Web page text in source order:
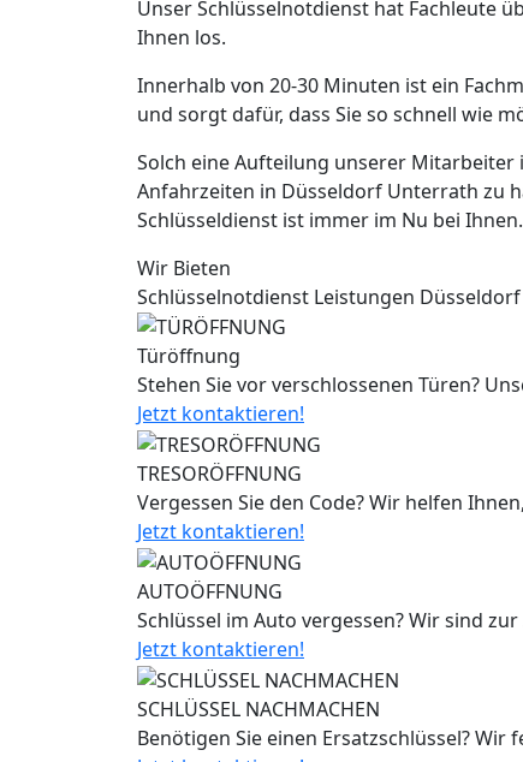
Unser Schlüsselnotdienst hat Fachleute
Ihnen los.
Innerhalb von 20-30 Minuten ist ein
und sorgt dafür, dass Sie so schnell wie
Solch eine Aufteilung unserer
Anfahrzeiten in Düsseldorf Unterrath zu
Schlüsseldienst ist immer im Nu bei Ihnen.
Wir Bieten
Schlüsselnotdienst Leistungen
Türöffnung
Stehen Sie vor verschlossenen Türen?
Jetzt kontaktieren!
TRESORÖFFNUNG
Vergessen Sie den Code? Wir helfen
Jetzt kontaktieren!
AUTOÖFFNUNG
Schlüssel im Auto vergessen? Wir sind
Jetzt kontaktieren!
SCHLÜSSEL NACHMACHEN
Benötigen Sie einen Ersatzschlüssel?